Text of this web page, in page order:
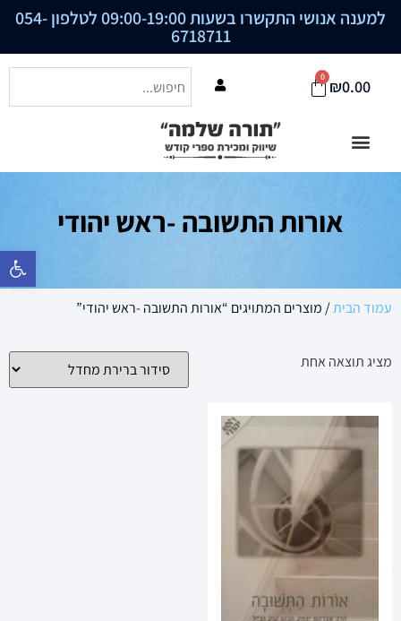
פתח סרגל
למענה אנושי התקשרו בשעות 09:00-19:00 לטלפון 054-
6718711
₪0.00
0
אורות התשובה -ראש יהודי
עמוד הבית/ מוצרים המתויגים “אורות התשובה -ראש יהודי”
מציג תוצאה אחת